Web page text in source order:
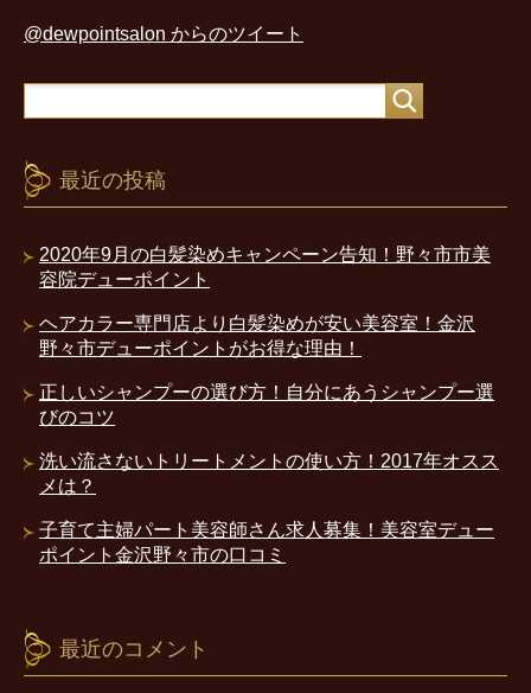
@dewpointsalon からのツイート
最近の投稿
2020年9月の白髪染めキャンペーン告知！野々市市美
容院デューポイント
ヘアカラー専門店より白髪染めが安い美容室！金沢
野々市デューポイントがお得な理由！
正しいシャンプーの選び方！自分にあうシャンプー選
びのコツ
洗い流さないトリートメントの使い方！2017年オスス
メは？
子育て主婦パート美容師さん求人募集！美容室デュー
ポイント金沢野々市の口コミ
最近のコメント